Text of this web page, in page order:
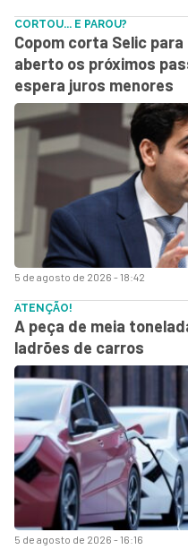
5 de agosto de 2026 - 18:42
CORTOU... E PAROU?
Copom corta Selic para
aberto os próximos
espera juros menores
5 de agosto de 2026 - 16:16
ATENÇÃO!
A peça de meia
ladrões de carros